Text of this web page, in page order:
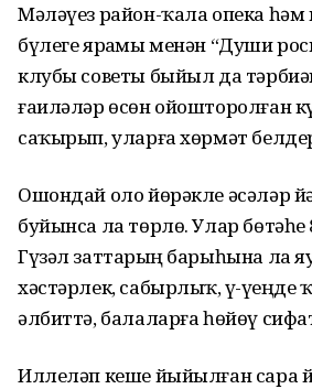
Мәләүез район-ҡала опека һәм
бүлеге ярҙамы менән “Души
клубы советы быйыл да
ғаиләләр өсөн ойошторолған
саҡырып, уларға хөрмәт
Ошондай оло йөрәкле әсәләр
буйынса ла төрлө. Улар
Гүзәл заттарҙың барыһына ла
хәстәрлек, сабырлыҡ, үҙ-үҙеңде
әлбиттә, балаларға һөйөү
Иллеләп кеше йыйылған сара